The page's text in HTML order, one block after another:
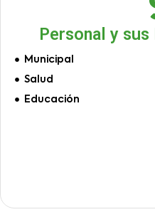
Personal y
Municipal
Salud
Educación